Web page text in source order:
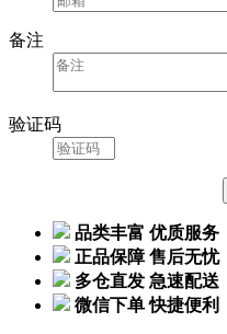
备注
验证码
品类丰富 优质服务
正品保障 售后无忧
多仓直发 急速配送
微信下单 快捷便利